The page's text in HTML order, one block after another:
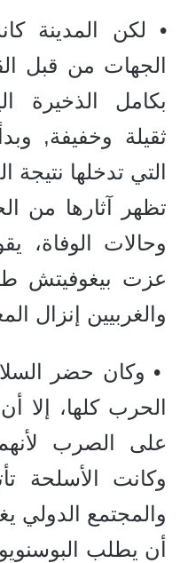
• لكن المدينة
الجهات من قبل
بكامل الذخيرة
ثقيلة وخفيفة,
التي تدخلها
تظهر آثارها من
وحالات الوفاة،
عزت بيغوفيتش
والغربيين إنزال
• وكان حضر
الحرب كلها، إلا
على الصرب
وكانت الأسلحة
والمجتمع الدولي
أن يطلب